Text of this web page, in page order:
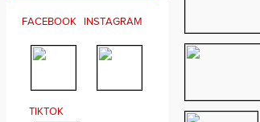
FACEBOOK INSTAGRAM
TIKTOK